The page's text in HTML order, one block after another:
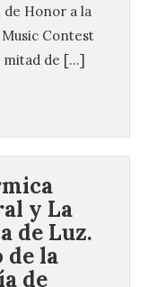
Honor a la
Contest
mitad de […]
y La
de Luz.
de la
de